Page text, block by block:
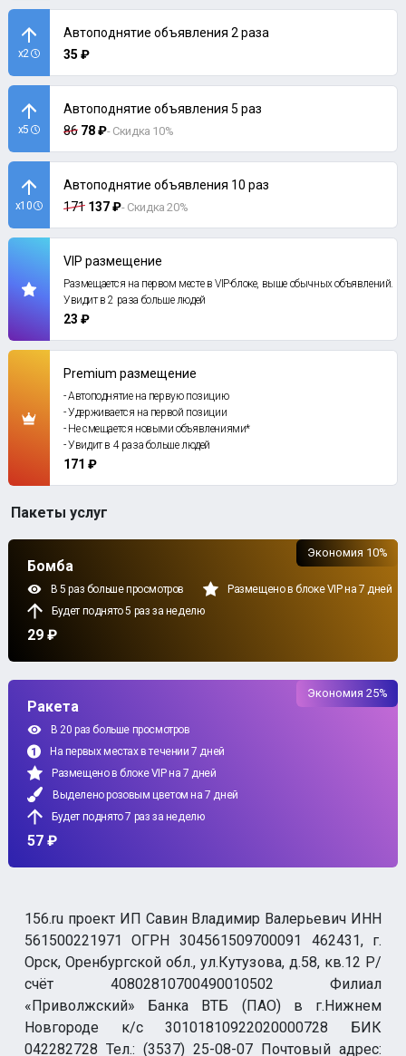
x2
Автоподнятие объявления 2 раза
35 ₽
x5
Автоподнятие объявления 5 раз
86 78 ₽- Скидка 10%
x10
Автоподнятие объявления 10 раз
171 137 ₽- Скидка 20%
VIP размещение
Размещается на первом месте в VIP-блоке, выше обычных объявлений.
Увидит в 2 раза больше людей
23 ₽
Premium размещение
- Автоподнятие на первую позицию
- Удерживается на первой позиции
- Не смещается новыми объявлениями*
- Увидит в 4 раза больше людей
171 ₽
Пакеты услуг
Бомба
В 5 раз больше просмотров
Размещено в блоке VIP на 7 дней
Будет поднято 5 раз за неделю
29 ₽
Экономия 10%
Ракета
В 20 раз больше просмотров
На первых местах в течении 7 дней
Размещено в блоке VIP на 7 дней
Выделено розовым цветом на 7 дней
Будет поднято 7 раз за неделю
57 ₽
Экономия 25%
156.ru проект ИП Савин Владимир Валерьевич ИНН
561500221971 ОГРН 304561509700091 462431, г.
Орск, Оренбургской обл., ул.Кутузова, д.58, кв.12 Р/
счёт 40802810700490010502 Филиал
«Приволжский» Банка ВТБ (ПАО) в г.Нижнем
Новгороде к/с 30101810922020000728 БИК
042282728 Тел.: (3537) 25-08-07 Почтовый адрес: